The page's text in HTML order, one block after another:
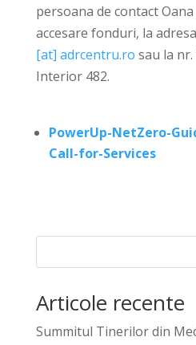
persoana de contact
accesare fonduri, la
[at] adrcentru.ro sau la nr.
Interior 482.
PowerUp-NetZero-
Call-for-Services
Articole recente
Summitul Tinerilor din